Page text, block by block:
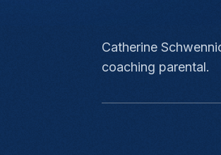
Catherine
coaching parental.